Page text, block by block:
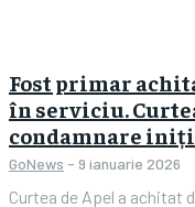
Fost primar
în serviciu.
condamnare
GoNews - 9 ianuarie 2026
Curtea de Apel a achitat